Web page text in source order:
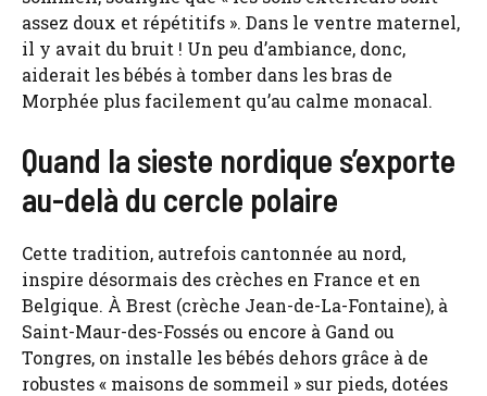
assez doux et répétitifs ». Dans le ventre maternel,
il y avait du bruit ! Un peu d’ambiance, donc,
aiderait les bébés à tomber dans les bras de
Morphée plus facilement qu’au calme monacal.
Quand la sieste nordique s’exporte
au-delà du cercle polaire
Cette tradition, autrefois cantonnée au nord,
inspire désormais des crèches en France et en
Belgique. À Brest (crèche Jean-de-La-Fontaine), à
Saint-Maur-des-Fossés ou encore à Gand ou
Tongres, on installe les bébés dehors grâce à de
robustes « maisons de sommeil » sur pieds, dotées